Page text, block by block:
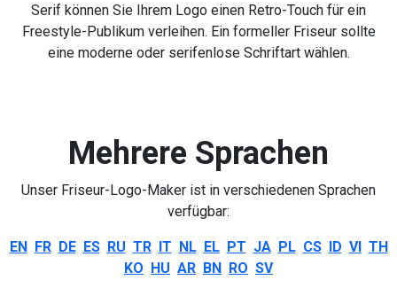
Serif können Sie Ihrem Logo einen Retro-Touch für ein
Freestyle-Publikum verleihen. Ein formeller Friseur sollte
eine moderne oder serifenlose Schriftart wählen.
Mehrere Sprachen
Unser Friseur-Logo-Maker ist in verschiedenen Sprachen
verfügbar:
EN FR DE ES RU TR IT NL EL PT JA PL CS ID VI TH
KO HU AR BN RO SV